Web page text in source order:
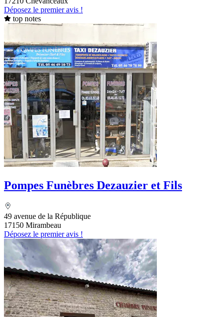
Déposez le premier avis !
top notes
Pompes Funèbres Dezauzier et Fils
49 avenue de la République
17150 Mirambeau
Déposez le premier avis !